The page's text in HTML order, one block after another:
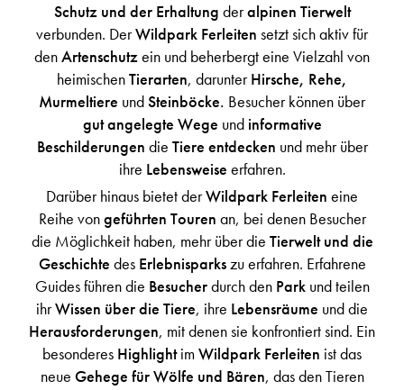
Schutz und der Erhaltung deralpinen Tierwelt
verbunden. DerWildpark Ferleiten setzt sich aktiv für
denArtenschutzein und beherbergt eine Vielzahl von
heimischenTierarten, darunterHirsche, Rehe,
Murmeltiere undSteinböcke. Besucher können über
gut angelegte Wege und informative
Beschilderungen die Tiere entdecken und mehr über
ihre Lebensweise erfahren.
Darüber hinaus bietet derWildpark Ferleiten eine
Reihe vongeführten Touren an, bei denen Besucher
die Möglichkeit haben, mehr über die Tierwelt und die
Geschichte des Erlebnisparkszu erfahren. Erfahrene
Guides führen die Besucherdurch denParkund teilen
ihrWissen über die Tiere, ihre Lebensräume und die
Herausforderungen, mit denen sie konfrontiert sind. Ein
besonderes HighlightimWildpark Ferleiten ist das
neue Gehege für Wölfe und Bären, das den Tieren